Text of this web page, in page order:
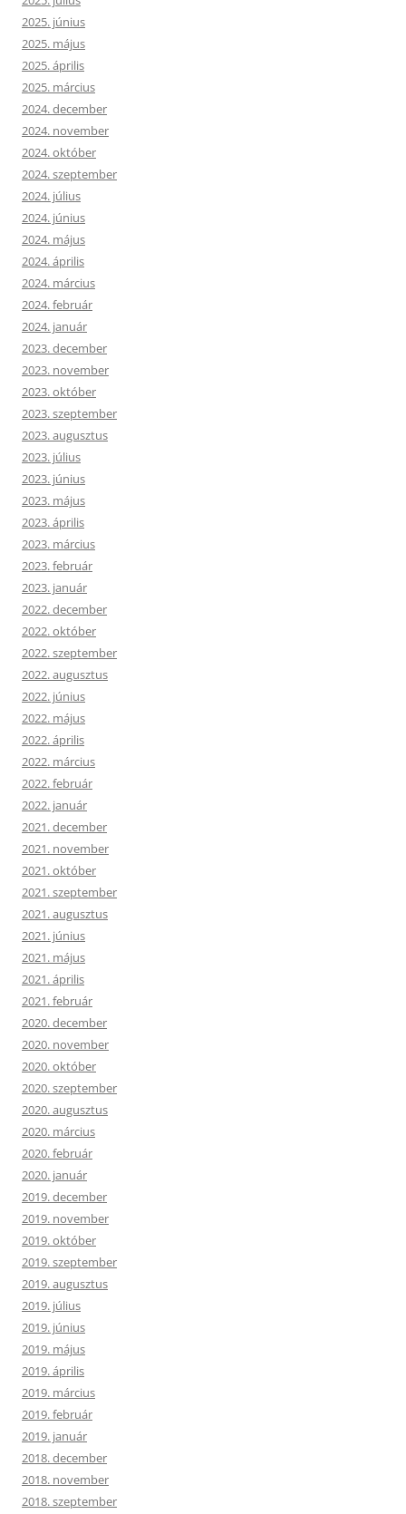
2025. június
2025. május
2025. április
2025. március
2024. december
2024. november
2024. október
2024. szeptember
2024. július
2024. június
2024. május
2024. április
2024. március
2024. február
2024. január
2023. december
2023. november
2023. október
2023. szeptember
2023. augusztus
2023. július
2023. június
2023. május
2023. április
2023. március
2023. február
2023. január
2022. december
2022. október
2022. szeptember
2022. augusztus
2022. június
2022. május
2022. április
2022. március
2022. február
2022. január
2021. december
2021. november
2021. október
2021. szeptember
2021. augusztus
2021. június
2021. május
2021. április
2021. február
2020. december
2020. november
2020. október
2020. szeptember
2020. augusztus
2020. március
2020. február
2020. január
2019. december
2019. november
2019. október
2019. szeptember
2019. augusztus
2019. július
2019. június
2019. május
2019. április
2019. március
2019. február
2019. január
2018. december
2018. november
2018. szeptember